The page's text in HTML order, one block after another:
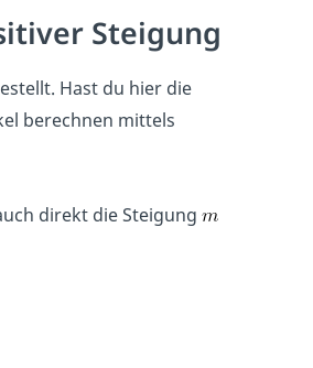
Steigung
Hast du hier die
berechnen mittels
direkt die Steigung